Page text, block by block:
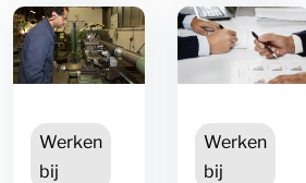
Werken
bij
Werken
bij